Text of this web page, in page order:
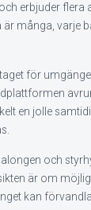
erbjuder flera
många, varje
för
en jolle
och
är om
kan